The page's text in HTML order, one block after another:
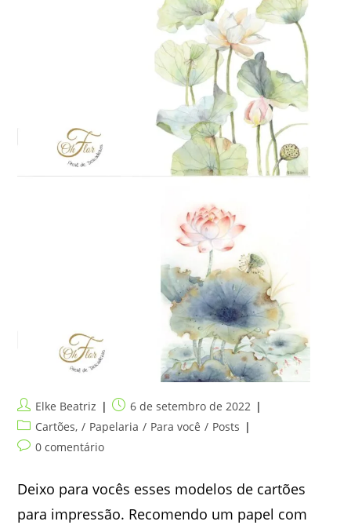
Autor
do
post:
Elke Beatriz
Post
publicado:
6 de setembro de 2022
Categoria
do
Cartões, / Papelaria / Para você / Posts
Comentários
0 comentário
Deixo para vocês esses modelos de cartões
para impressão. Recomendo um papel com